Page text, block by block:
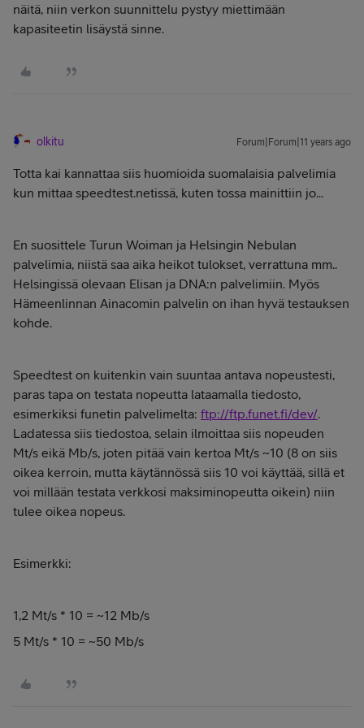
näitä, niin verkon suunnittelu pystyy miettimään
kapasiteetin lisäystä sinne.
olkitu Forum|Forum|11 years ago
Totta kai kannattaa siis huomioida suomalaisia palvelimia
kun mittaa speedtest.netissä, kuten tossa mainittiin jo...
En suosittele Turun Woiman ja Helsingin Nebulan
palvelimia, niistä saa aika heikot tulokset, verrattuna mm..
Helsingissä olevaan Elisan ja DNA:n palvelimiin. Myös
Hämeenlinnan Ainacomin palvelin on ihan hyvä testauksen
kohde.
Speedtest on kuitenkin vain suuntaa antava nopeustesti,
paras tapa on testata nopeutta lataamalla tiedosto,
esimerkiksi funetin palvelimelta: ftp://ftp.funet.fi/dev/.
Ladatessa siis tiedostoa, selain ilmoittaa siis nopeuden
Mt/s eikä Mb/s, joten pitää vain kertoa Mt/s ~10 (8 on siis
oikea kerroin, mutta käytännössä siis 10 voi käyttää, sillä et
voi millään testata verkkosi maksiminopeutta oikein) niin
tulee oikea nopeus.
Esimerkki:
1,2 Mt/s * 10 = ~12 Mb/s
5 Mt/s * 10 = ~50 Mb/s